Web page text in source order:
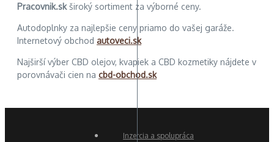
Pracovnik.skširoký sortiment za výborné ceny.
Autodoplnky za najlepšie ceny priamo do vašej garáže.
Internetový obchod autoveci.sk
Najširší výber CBD olejov, kvapiek a CBD kozmetiky nájdete v
porovnávači cien na cbd-obchod.sk
Inzercia a spolupráca